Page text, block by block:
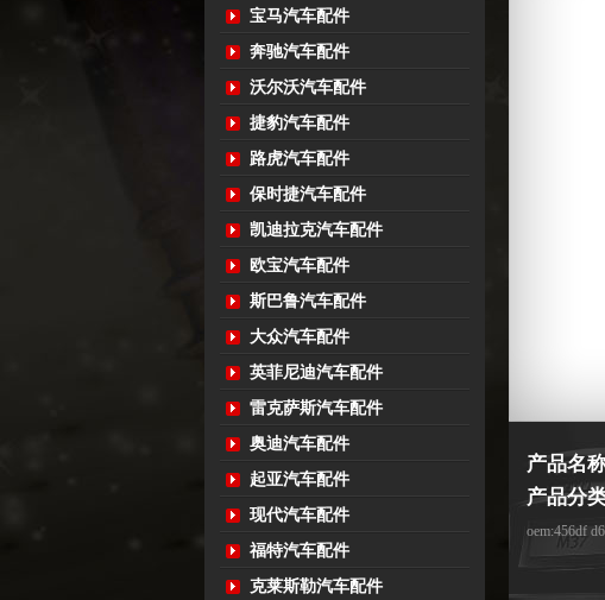
宝马汽车配件
奔驰汽车配件
沃尔沃汽车配件
捷豹汽车配件
路虎汽车配件
保时捷汽车配件
凯迪拉克汽车配件
欧宝汽车配件
斯巴鲁汽车配件
大众汽车配件
英菲尼迪汽车配件
雷克萨斯汽车配件
奥迪汽车配件
起亚汽车配件
现代汽车配件
福特汽车配件
克莱斯勒汽车配件
产品名
产品分
oem:456df